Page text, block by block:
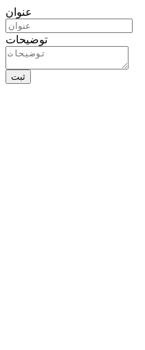
عنوان
توضیحات
ثبت